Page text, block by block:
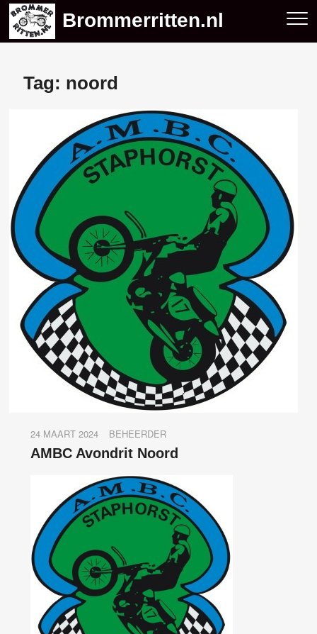
Skip
content
Brommerritten.nl
Tag: noord
24 MAART 2024 BEHEERDER
AMBC Avondrit Noord